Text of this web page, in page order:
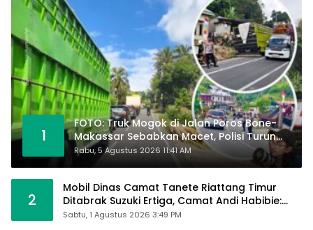
1
FOTO: Truk Mogok di Jalan Poros Bone-
Makassar Sebabkan Macet, Polisi Turun
Tangan
Rabu, 5 Agustus 2026 11:41 AM
2
Mobil Dinas Camat Tanete Riattang Timur
Ditabrak Suzuki Ertiga, Camat Andi Habibie:
Alhamdulillah Saya Baik-Baik Saja
Sabtu, 1 Agustus 2026 3:49 PM